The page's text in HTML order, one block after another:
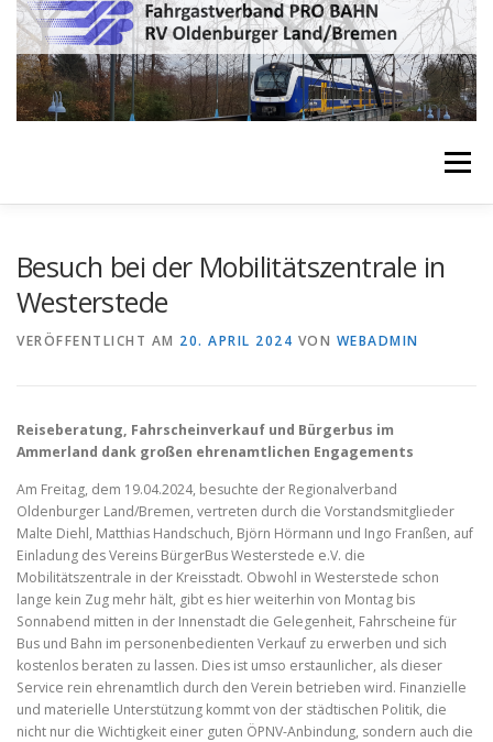
Zum
Inhalt
springen
Menü
Besuch bei der Mobilitätszentrale in
Westerstede
VERÖFFENTLICHT AM 20. APRIL 2024 VON WEBADMIN
Reiseberatung, Fahrscheinverkauf und Bürgerbus im
Ammerland dank großen ehrenamtlichen Engagements
Am Freitag, dem 19.04.2024, besuchte der Regionalverband
Oldenburger Land/Bremen, vertreten durch die Vorstandsmitglieder
Malte Diehl, Matthias Handschuch, Björn Hörmann und Ingo Franßen, auf
Einladung des Vereins BürgerBus Westerstede e.V. die
Mobilitätszentrale in der Kreisstadt. Obwohl in Westerstede schon
lange kein Zug mehr hält, gibt es hier weiterhin von Montag bis
Sonnabend mitten in der Innenstadt die Gelegenheit, Fahrscheine für
Bus und Bahn im personenbedienten Verkauf zu erwerben und sich
kostenlos beraten zu lassen. Dies ist umso erstaunlicher, als dieser
Service rein ehrenamtlich durch den Verein betrieben wird. Finanzielle
und materielle Unterstützung kommt von der städtischen Politik, die
nicht nur die Wichtigkeit einer guten ÖPNV-Anbindung, sondern auch die